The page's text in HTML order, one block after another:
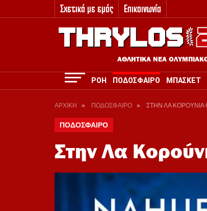
Σχετικά με εμάς Επικοινωνία
ΑΘΛΗΤΙΚΑ ΝΕΑ
ΡΟΗ ΠΟΔΟΣΦΑΙΡΟ ΜΠΑΣΚΕΤ
ΑΡΧΙΚΗ » ΠΟΔΟΣΦΑΙΡΟ » ΣΤΗΝ ΛΑ ΚΟΡΟΥΝΙΑ
ΠΟΔΟΣΦΑΙΡΟ
Στην Λα